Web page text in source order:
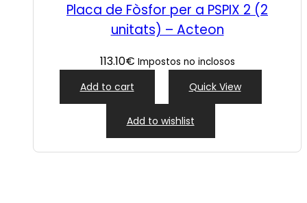
Placa de Fòsfor per a PSPIX 2 (2
unitats) – Acteon
113.10€ Impostos no inclosos
Add to cart Quick View
Add to wishlist